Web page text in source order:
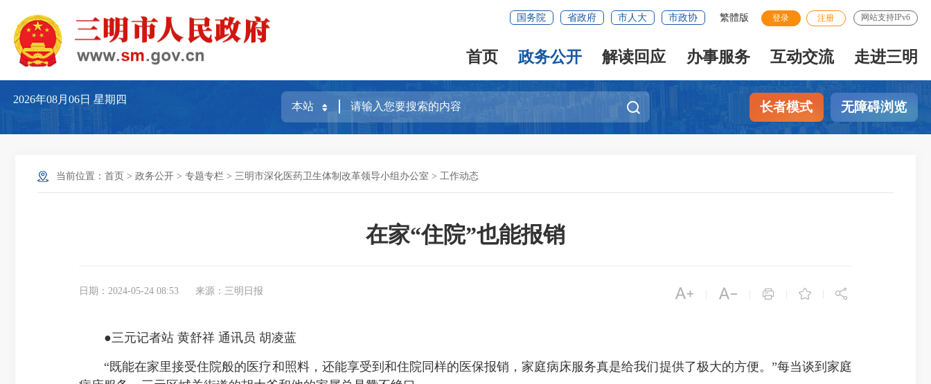
国务院 省政府 市人大 市政协 繁體版 登录 注册 网站支持IPv6
首页 政务公开 解读回应 办事服务 互动交流 走进三明
2026年08月06日星期四
长者模式 无障碍浏览
当前位置： 首页 > 政务公开 > 专题专栏 > 三明市深化医药卫生体制改革领导小组办公室 > 工作动态
在家“住院”也能报销
日期：2024-05-24 08:53 来源：三明日报     
●三元记者站 黄舒祥 通讯员 胡凌蓝
“既能在家里接受住院般的医疗和照料，还能享受到和住院同样的医保报销，家庭病床服务真是给我们提供了极大的方便。”每当谈到家庭